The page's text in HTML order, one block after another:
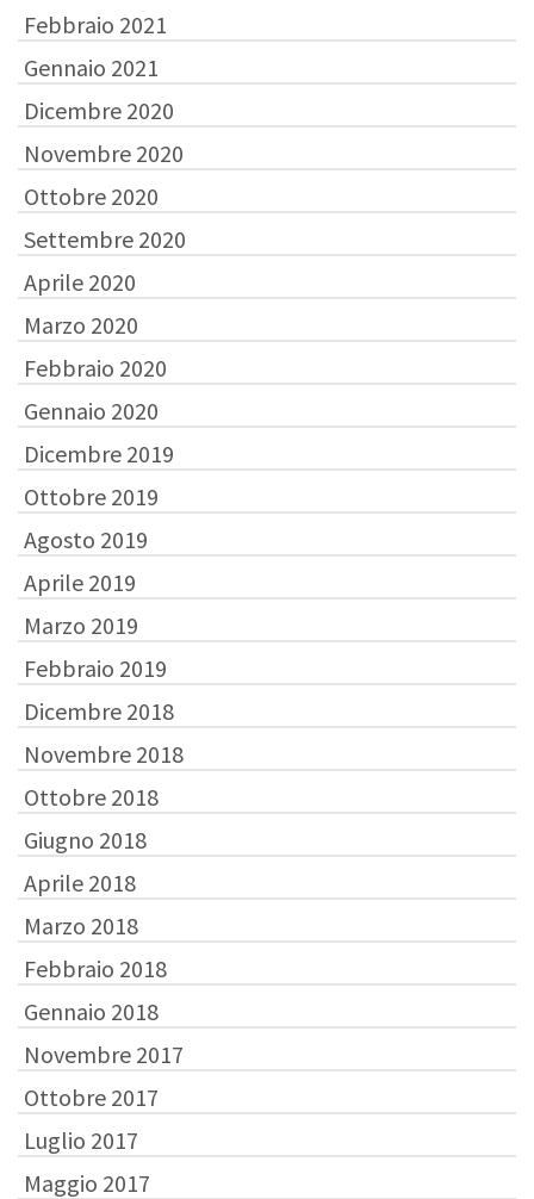
Febbraio 2021
Gennaio 2021
Dicembre 2020
Novembre 2020
Ottobre 2020
Settembre 2020
Aprile 2020
Marzo 2020
Febbraio 2020
Gennaio 2020
Dicembre 2019
Ottobre 2019
Agosto 2019
Aprile 2019
Marzo 2019
Febbraio 2019
Dicembre 2018
Novembre 2018
Ottobre 2018
Giugno 2018
Aprile 2018
Marzo 2018
Febbraio 2018
Gennaio 2018
Novembre 2017
Ottobre 2017
Luglio 2017
Maggio 2017